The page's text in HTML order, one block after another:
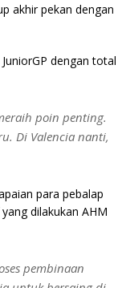
akhir pekan dengan
dengan total
poin penting.
Di Valencia nanti,
para pebalap
dilakukan AHM
pembinaan